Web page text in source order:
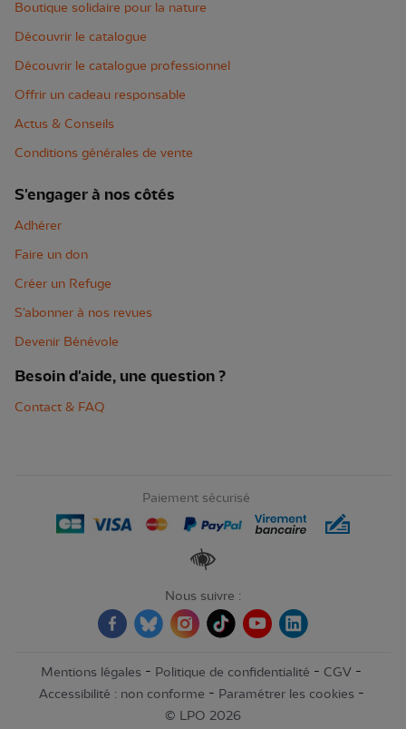
Boutique solidaire pour la nature
Découvrir le catalogue
Découvrir le catalogue professionnel
Offrir un cadeau responsable
Actus & Conseils
Conditions générales de vente
S'engager à nos côtés
Adhérer
Faire un don
Créer un Refuge
S'abonner à nos revues
Devenir Bénévole
Besoin d'aide, une question ?
Contact & FAQ
Paiement sécurisé
Renforcer les contrastes
Nous suivre :
Mentions légales - Politique de confidentialité - CGV -
Accessibilité : non conforme - Paramétrer les cookies -
© LPO 2026